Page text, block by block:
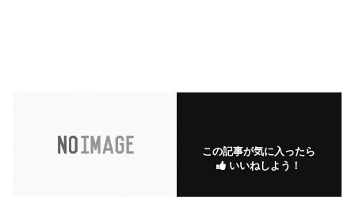
この記事が気に入ったら
いいねしよう！